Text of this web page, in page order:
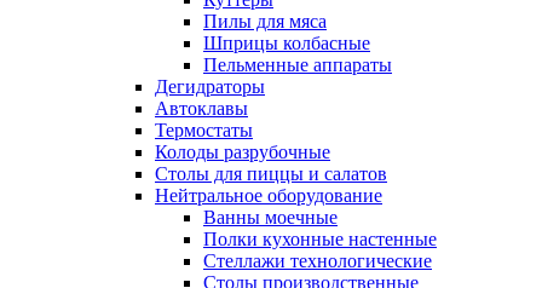
Пилы для мяса
Шприцы колбасные
Пельменные аппараты
Дегидраторы
Автоклавы
Термостаты
Колоды разрубочные
Столы для пиццы и салатов
Нейтральное оборудование
Ванны моечные
Полки кухонные настенные
Стеллажи технологические
Столы производственные